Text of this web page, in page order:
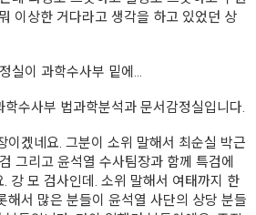
이상한 거다라고 생각을 하고 있었던 상
실이 과학수사부 밑에...
학수사부 법과학분석과 문서감정실입니다.
이겠네요. 그분이 소위 말해서 최순실 박근
그리고 윤석열 수사팀장과 함께 특검에
강 모 검사인데. 소위 말해서 여태까지 한
해서 많은 분들이 윤석열 사단의 상당 분들